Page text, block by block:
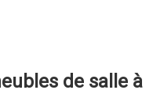
de salle à